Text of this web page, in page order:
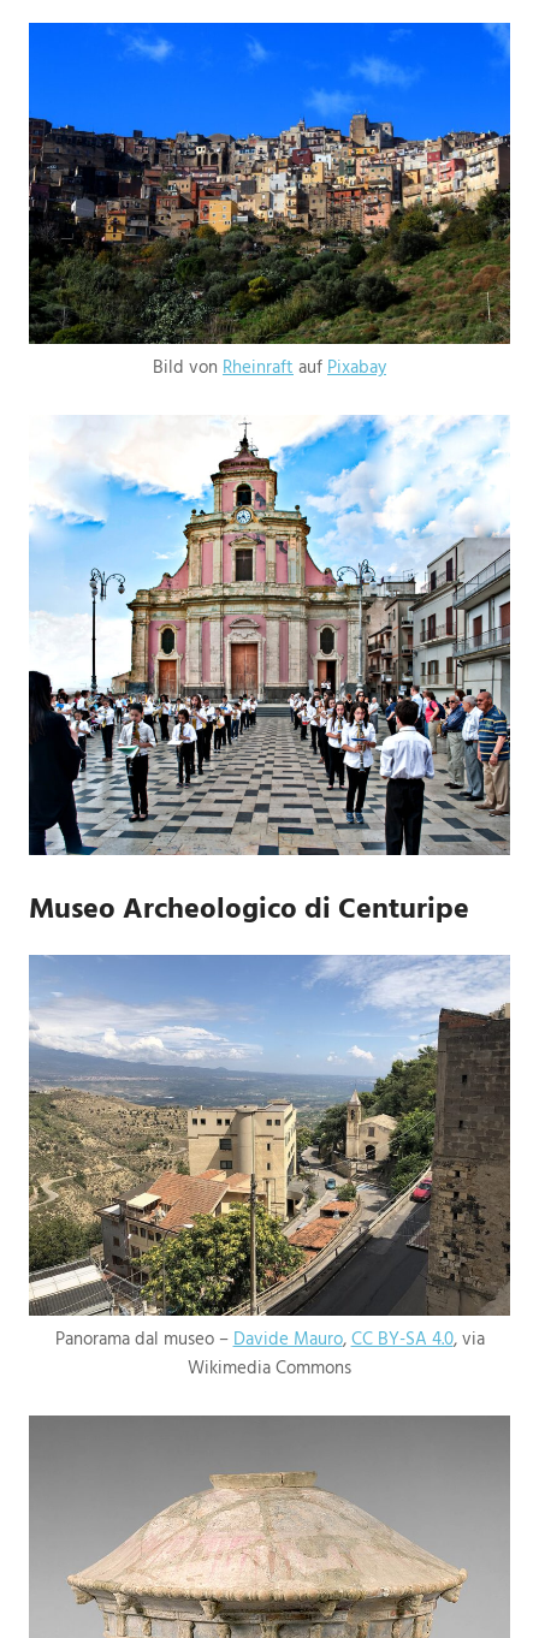
Bild von RheinraftaufPixabay
Museo Archeologico di Centuripe
Panorama dal museo –Davide Mauro,CC BY-SA 4.0, via
Wikimedia Commons